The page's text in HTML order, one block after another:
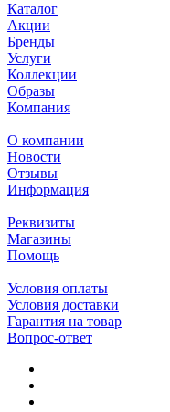
Каталог
Акции
Бренды
Услуги
Коллекции
Образы
Компания
О компании
Новости
Отзывы
Информация
Реквизиты
Магазины
Помощь
Условия оплаты
Условия доставки
Гарантия на товар
Вопрос-ответ